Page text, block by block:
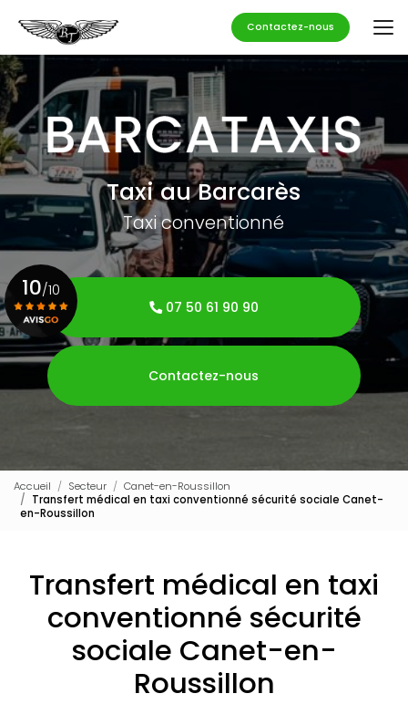
contenu
principal
Contactez-nous
Taxi au Barcarès
Taxi conventionné
07 50 61 90 90
Contactez-nous
10/10
Voir le certificat
Accueil Secteur
Canet-en-Roussillon
Transfert médical en taxi conventionné sécurité sociale Canet-
en-Roussillon
Transfert médical en taxi
conventionné sécurité
sociale Canet-en-
Roussillon